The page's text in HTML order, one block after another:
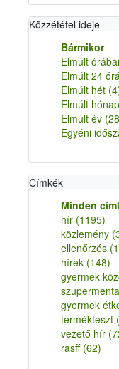
Közzététel ideje
Bármikor
Elmúlt
Elmúlt 24
Elmúlt hét
Elmúlt hónap
Elmúlt év
Egyéni
Címkék
Minden
hír (1195)
közlemény
ellenőrzés
hírek (148)
gyermek
szupermenta
gyermek
termékteszt
vezető hír
rasff (62)